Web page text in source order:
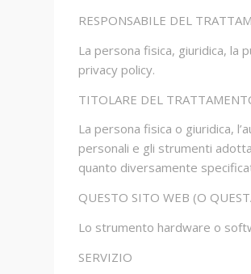
RESPONSABILE DEL
La persona fisica, giuridica,
privacy policy.
TITOLARE DEL
La persona fisica o giuridica,
personali e gli strumenti
quanto diversamente
QUESTO SITO WEB (O
Lo strumento hardware o
SERVIZIO